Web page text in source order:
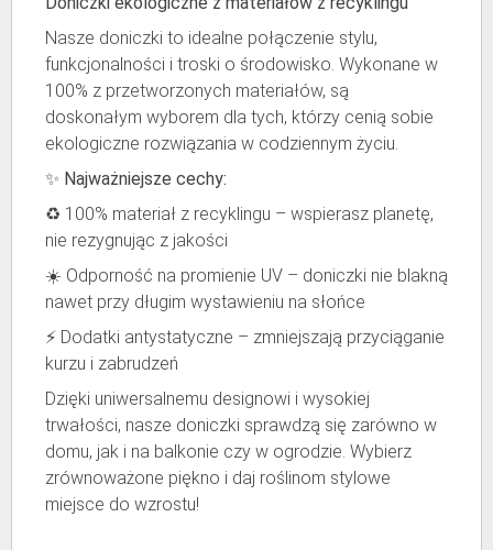
Nasze doniczki to idealne połączenie stylu,
funkcjonalności i troski o środowisko. Wykonane w
100% z przetworzonych materiałów, są
doskonałym wyborem dla tych, którzy cenią sobie
ekologiczne rozwiązania w codziennym życiu.
✨ Najważniejsze cechy:
♻️ 100% materiał z recyklingu – wspierasz planetę,
nie rezygnując z jakości
☀️ Odporność na promienie UV – doniczki nie blakną
nawet przy długim wystawieniu na słońce
⚡ Dodatki antystatyczne – zmniejszają przyciąganie
kurzu i zabrudzeń
Dzięki uniwersalnemu designowi i wysokiej
trwałości, nasze doniczki sprawdzą się zarówno w
domu, jak i na balkonie czy w ogrodzie. Wybierz
zrównoważone piękno i daj roślinom stylowe
miejsce do wzrostu!